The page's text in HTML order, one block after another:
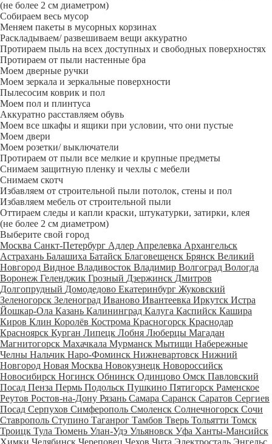
(не более 2 см диаметром)
Собираем весь мусор
Меняем пакеты в мусорных корзинах
Раскладываем/ развешиваем вещи аккуратно
Протираем пыль на всех доступных и свободных поверхностях
Протираем от пыли настенные бра
Моем дверные ручки
Моем зеркала и зеркальные поверхности
Пылесосим коврик и пол
Моем пол и плинтуса
Аккуратно расставляем обувь
Моем все шкафы и ящики при условии, что они пустые
Моем двери
Моем розетки/ выключатели
Протираем от пыли все мелкие и крупные предметы
Снимаем защитную пленку и чехлы с мебели
Снимаем скотч
Избавляем от строительной пыли потолок, стены и пол
Избавляем мебель от строительной пыли
Оттираем следы и капли краски, штукатурки, затирки, клея
(не более 2 см диаметром)
Выберите свой город
Москва Санкт-Петербург Адлер Апрелевка Архангельск
Астрахань Балашиха Батайск Благовещенск Брянск Великий
Новгород Видное Владивосток Владимир Волгоград Вологда
Воронеж Геленджик Грозный Дзержинск Дмитров
Долгопрудный Домодедово Екатеринбург Жуковский
Зеленогорск Зеленоград Иваново Ивантеевка Иркутск Истра
Йошкар-Ола Казань Калининград Калуга Каспийск Кашира
Киров Клин Королёв Кострома Красногорск Краснодар
Красноярск Курган Липецк Лобня Люберцы Магадан
Магнитогорск Махачкала Мурманск Мытищи Набережные
Челны Нальчик Наро-Фоминск Нижневартовск Нижний
Новгород Новая Москва Новокузнецк Новороссийск
Новосибирск Ногинск Обнинск Одинцово Омск Павловский
Посад Пенза Пермь Подольск Пушкино Пятигорск Раменское
Реутов Ростов-на-Дону Рязань Самара Саранск Саратов Сергиев
Посад Серпухов Симферополь Смоленск Солнечногорск Сочи
Ставрополь Ступино Таганрог Тамбов Тверь Тольятти Томск
Троицк Тула Тюмень Улан-Удэ Ульяновск Уфа Ханты-Мансийск
Химки Челябинск Череповец Чехов Чита Электросталь Энгельс